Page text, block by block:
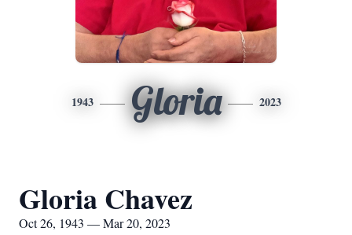
1943 Gloria 2023
Gloria Chavez
Oct 26, 1943 — Mar 20, 2023